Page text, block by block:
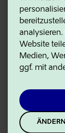
Website
Medien,
ggf. mit